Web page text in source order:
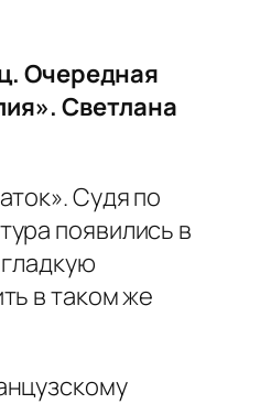
Очередная
Светлана
Судя по
появились в
в таком же